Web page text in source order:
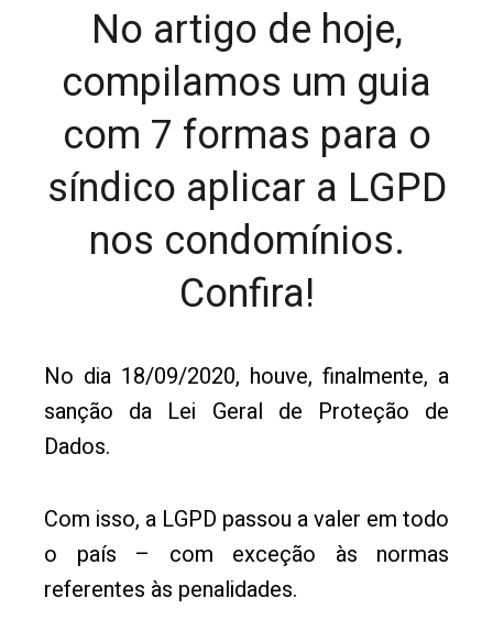
No artigo de hoje,
compilamos um guia
com 7 formas para o
síndico aplicar a LGPD
nos condomínios.
Confira!
No dia 18/09/2020, houve, finalmente, a
sanção da Lei Geral de Proteção de
Dados.
Com isso, a LGPD passou a valer em todo
o país – com exceção às normas
referentes às penalidades.